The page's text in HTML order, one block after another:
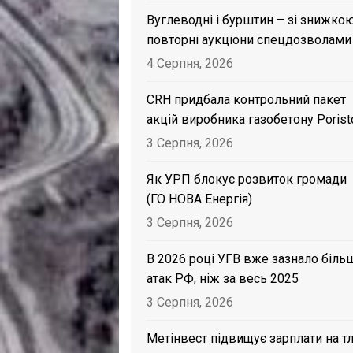
Вуглеводні і бурштин – зі
повторні аукціони спецдозволами
4 Серпня, 2026
CRH придбала контрольний пакет
акцій виробника газобетону
3 Серпня, 2026
Як УРП блокує розвиток громади
(ГО НОВА Енергія)
3 Серпня, 2026
В 2026 році УГВ вже зазнало
атак РФ, ніж за весь 2025
3 Серпня, 2026
Метінвест підвищує зарплати на